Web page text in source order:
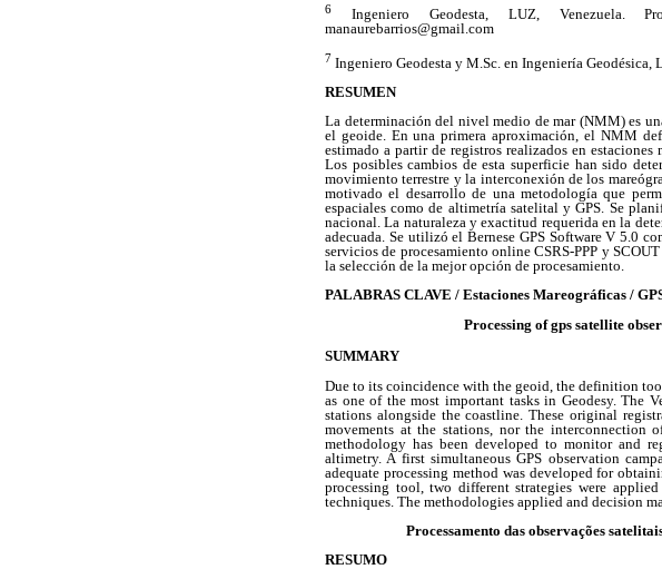
6 Ingeniero Geodesta, LUZ, Venezuela.
manaurebarrios@gmail.com
7 Ingeniero Geodesta y M.Sc. en Ingeniería
RESUMEN
La determinación del nivel medio de mar (NMM) es
el geoide. En una primera aproximación, el NMM
estimado a partir de registros realizados en
Los posibles cambios de esta superficie han sido
movimiento terrestre y la interconexión de los
motivado el desarrollo de una metodología que
espaciales como de altimetría satelital y GPS. Se
nacional. La naturaleza y exactitud requerida en la
adecuada. Se utilizó el Bernese GPS Software V 5.0
servicios de procesamiento online CSRS-PPP y
la selección de la mejor opción de procesamiento.
PALABRAS CLAVE / Estaciones Mareográficas /
Processing of gps satellite
SUMMARY
Due to its coincidence with the geoid, the definition
as one of the most important tasks in Geodesy. The
stations alongside the coastline. These original
movements at the stations, nor the interconnection
methodology has been developed to monitor and
altimetry. A first simultaneous GPS observation
adequate processing method was developed for
processing tool, two different strategies were
techniques. The methodologies applied and decision
Processamento das observações
RESUMO